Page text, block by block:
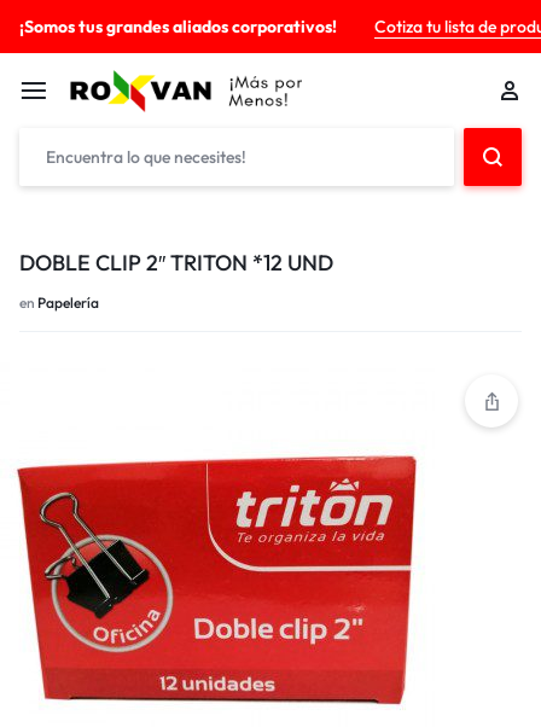
¡Somos tus grandes aliados corporativos! Cotiza tu lista de
DOBLE CLIP 2″ TRITON *12 UND
en Papelería